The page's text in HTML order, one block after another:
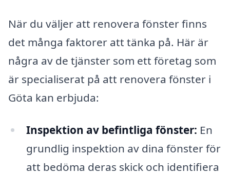
När du väljer att renovera fönster finns
det många faktorer att tänka på. Här är
några av de tjänster som ett företag som
är specialiserat på att renovera fönster i
Göta kan erbjuda:
Inspektion av befintliga fönster: En
grundlig inspektion av dina fönster för
att bedöma deras skick och identifiera